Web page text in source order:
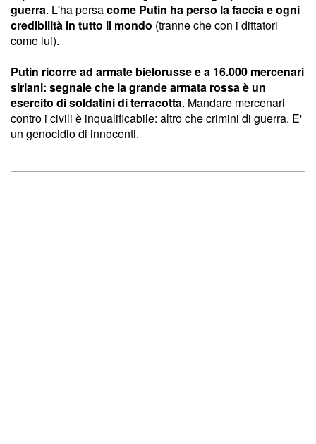
guerra. L'ha persacome Putin ha perso la faccia e ogni
credibilità in tutto il mondo (tranne che con i dittatori
come lui).
Putin ricorre ad armate bielorusse e a 16.000 mercenari
siriani: segnale che la grande armata rossa è un
esercito di soldatini di terracotta. Mandare mercenari
contro i civili è inqualificabile: altro che crimini di guerra. E'
un genocidio di innocenti.